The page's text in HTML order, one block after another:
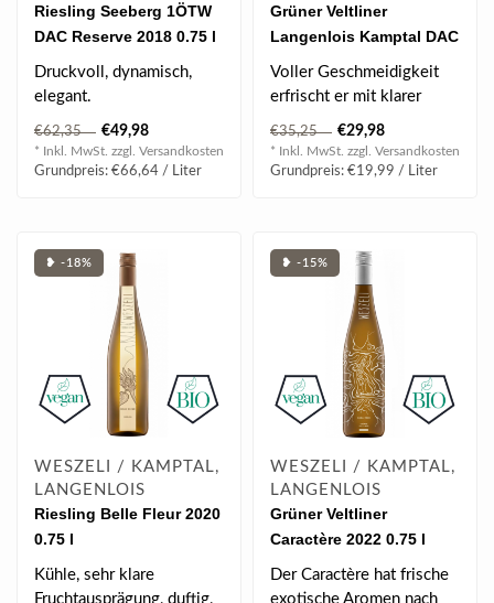
Riesling Seeberg 1ÖTW
DAC Reserve 2018 0.75 l
Druckvoll, dynamisch,
elegant.
€62,35 €49,98
* Inkl. MwSt. zzgl. Versandkosten
Grundpreis: €66,64 / Liter
Grüner Veltliner
Langenlois Kamptal DAC
BIO 2024 Magnum 1.5 l
Voller Geschmeidigkeit
erfrischt er mit klarer
Frucht, feiner Würze,
elegantem ..
€35,25 €29,98
* Inkl. MwSt. zzgl. Versandkosten
Grundpreis: €19,99 / Liter
❥ -18%
WESZELI / KAMPTAL,
LANGENLOIS
Riesling Belle Fleur 2020
0.75 l
Kühle, sehr klare
Fruchtausprägung, duftig,
❥ -15%
WESZELI / KAMPTAL,
LANGENLOIS
Grüner Veltliner
Caractère 2022 0.75 l
Der Caractère hat frische
exotische Aromen nach